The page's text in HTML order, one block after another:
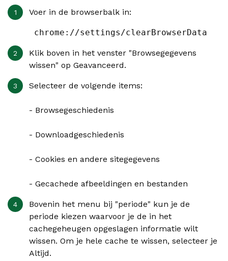
Voer in de browserbalk in:
chrome://settings/clearBrowserData
Klik boven in het venster "Browsegegevens
wissen" op Geavanceerd.
Selecteer de volgende items:
- Browsegeschiedenis
- Downloadgeschiedenis
- Cookies en andere sitegegevens
- Gecachede afbeeldingen en bestanden
Bovenin het menu bij "periode" kun je de
periode kiezen waarvoor je de in het
cachegeheugen opgeslagen informatie wilt
wissen. Om je hele cache te wissen, selecteer je
Altijd.